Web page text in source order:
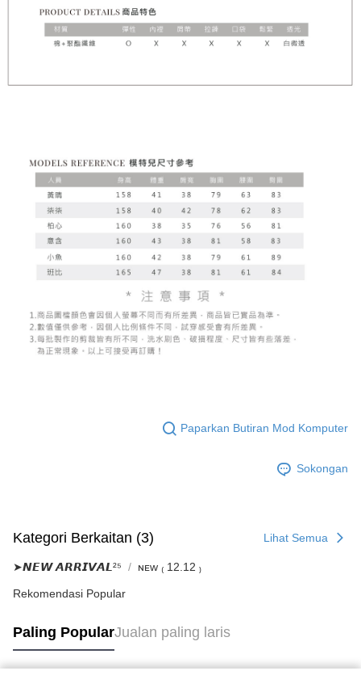
Paparkan Butiran Mod Komputer
Sokongan
Kategori Berkaitan (3) Lihat Semua
➤𝙉𝙀𝙒 𝘼𝙍𝙍𝙄𝙑𝘼𝙇²⁵ ɴᴇᴡ ₍ 12.12 ₎
Rekomendasi Popular
Paling PopularJualan paling laris